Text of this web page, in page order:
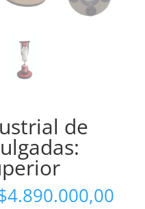
de
4.890.000,00